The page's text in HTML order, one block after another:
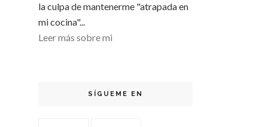
la culpa de mantenerme "atrapada en
mi cocina"...
Leer más sobre mi
SÍGUEME EN